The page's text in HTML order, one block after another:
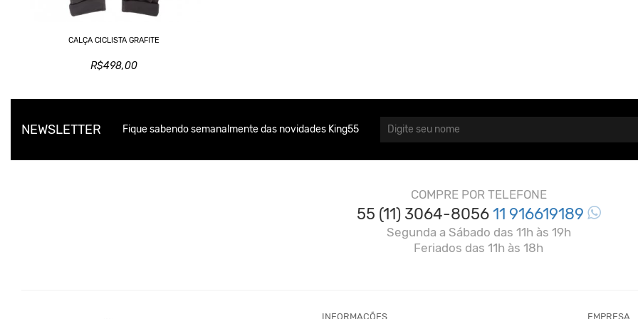
CALÇA CICLISTA GRAFITE
R$498,00
NEWSLETTER Fique sabendo semanalmente das novidades King55
COMPRE POR TELEFONE
55 (11) 3064-805611 916619189
Segunda a Sábado das 11h às 19h
Feriados das 11h às 18h
INFORMAÇÕES EMPRESA